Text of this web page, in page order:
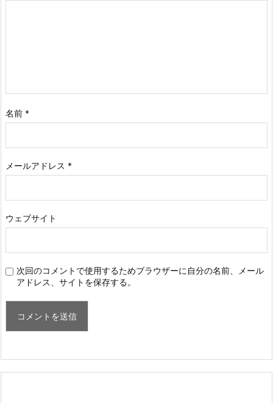
名前 *
メールアドレス *
ウェブサイト
次回のコメントで使用するためブラウザーに自分の名前、メール
アドレス、サイトを保存する。